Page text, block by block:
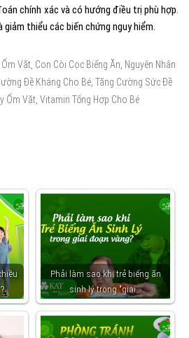
chính xác và có hướng điều trị phù hợp.
giảm thiểu các biến chứng nguy hiểm.
Ốm Vặt, Con Còi Cọc Biếng Ăn, Nguyên Nhân
Đề Kháng Cho Bé, Tăng Cường Sức Đề
Ốm Vặt, Vitamin Tổng Hợp Cho Bé
Phải làm sao khi trẻ biếng ăn
sinh lý trong "giai…